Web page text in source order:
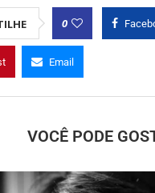
0
Email
VOCÊ PODE